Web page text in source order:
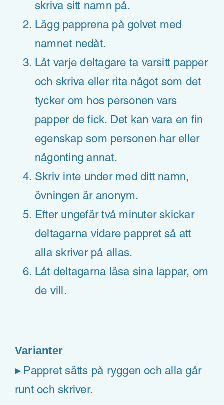
skriva sitt namn på.
Lägg papprena på golvet med
namnet nedåt.
Låt varje deltagare ta varsitt papper
och skriva eller rita något som det
tycker om hos personen vars
papper de fick. Det kan vara en fin
egenskap som personen har eller
någonting annat.
Skriv inte under med ditt namn,
övningen är anonym.
Efter ungefär två minuter skickar
deltagarna vidare pappret så att
alla skriver på allas.
Låt deltagarna läsa sina lappar, om
de vill.
Varianter
▸ Pappret sätts på ryggen och alla går
runt och skriver.